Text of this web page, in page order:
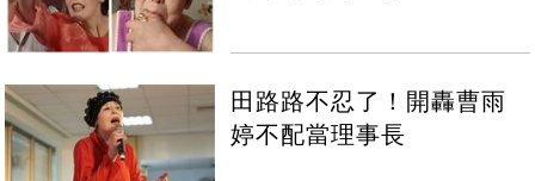
田路路不忍了！開轟曹雨
婷不配當理事長